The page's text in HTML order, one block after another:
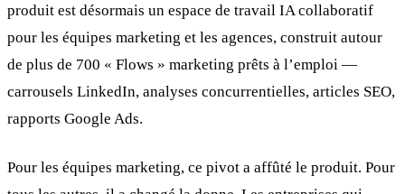
produit est désormais un espace de travail IA collaboratif
pour les équipes marketing et les agences, construit autour
de plus de 700 « Flows » marketing prêts à l’emploi —
carrousels LinkedIn, analyses concurrentielles, articles SEO,
rapports Google Ads.
Pour les équipes marketing, ce pivot a affûté le produit. Pour